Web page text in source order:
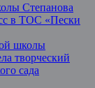
Степанова
в ТОС «Пески
школы
творческий
сада